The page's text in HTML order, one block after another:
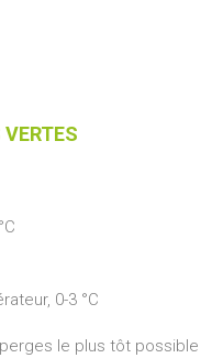
0-3 °C
le plus tôt possible